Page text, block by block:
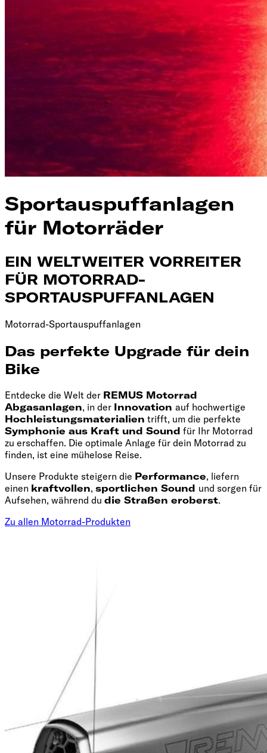
Sportauspuffanlagen
für Motorräder
EIN WELTWEITER VORREITER
FÜR MOTORRAD-
SPORTAUSPUFFANLAGEN
Motorrad-Sportauspuffanlagen
Das perfekte Upgrade für dein
Bike
Entdecke die Welt der REMUS Motorrad
Abgasanlagen, in der Innovation auf hochwertige
Hochleistungsmaterialien trifft, um die perfekte
Symphonie aus Kraft und Sound für Ihr Motorrad
zu erschaffen. Die optimale Anlage für dein Motorrad zu
finden, ist eine mühelose Reise.
Unsere Produkte steigern die Performance, liefern
einen kraftvollen, sportlichen Sound und sorgen für
Aufsehen, während du die Straßen eroberst.
Zu allen Motorrad-Produkten